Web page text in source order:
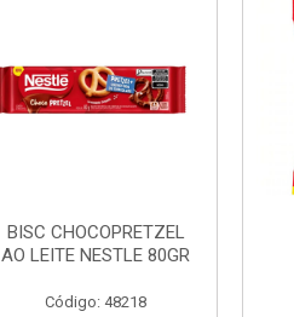
BISC CHOCOPRETZEL
AO LEITE NESTLE 80GR
Código: 48218